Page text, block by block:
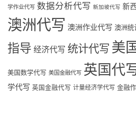
学作业代写 数据分析代写 新加坡代写 新
澳洲代写 澳洲作业代写 澳洲统
指导 经济代写 统计代写 美
美国数学代写 美国金融代写 英国代
学代写 英国金融代写 计量经济学代写 金融